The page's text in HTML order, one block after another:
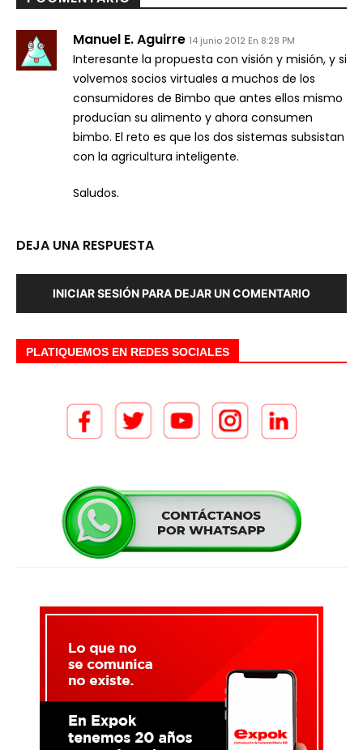
Manuel E. Aguirre 14 junio 2012 En 8:28 PM
Interesante la propuesta con visión y misión, y si
volvemos socios virtuales a muchos de los
consumidores de Bimbo que antes ellos mismo
producían su alimento y ahora consumen
bimbo. El reto es que los dos sistemas subsistan
con la agricultura inteligente.
Saludos.
DEJA UNA RESPUESTA
INICIAR SESIÓN PARA DEJAR UN COMENTARIO
PLATIQUEMOS EN REDES SOCIALES